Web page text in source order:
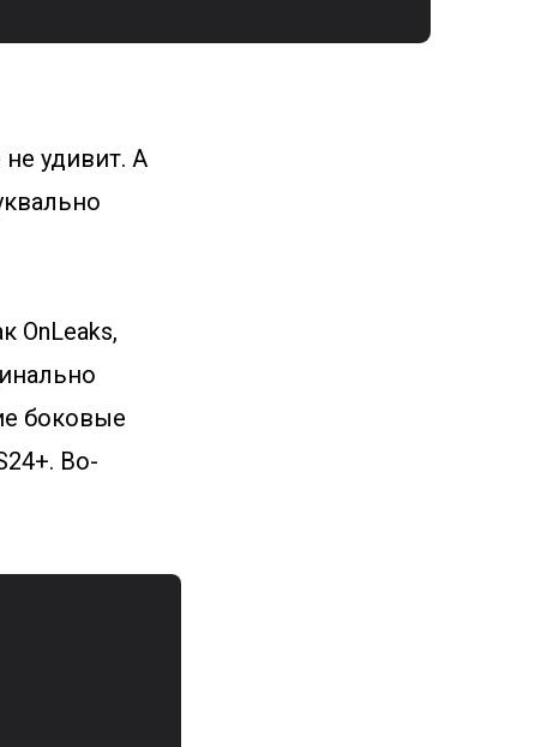
удивит. А
OnLeaks,
боковые
Во-